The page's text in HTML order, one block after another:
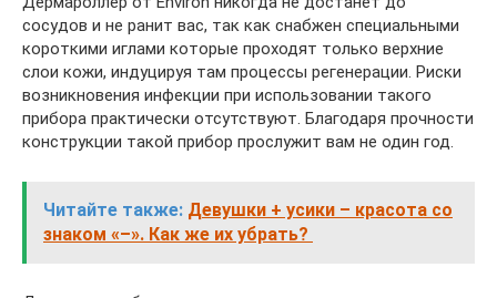
сосудов и не ранит вас, так как снабжен специальными
короткими иглами которые проходят только верхние
слои кожи, индуцируя там процессы регенерации. Риски
возникновения инфекции при использовании такого
прибора практически отсутствуют. Благодаря прочности
конструкции такой прибор прослужит вам не один год.
Читайте также: Девушки + усики – красота со
знаком «–». Как же их убрать?